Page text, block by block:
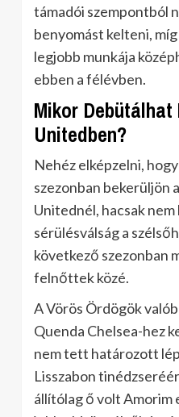
támadói szempontból
benyomást kelteni,
legjobb munkája
ebben a félévben.
Mikor
Unitedben?
Nehéz elképzelni,
szezonban bekerüljön
Unitednél, hacsak nem
sérülésválság a
következő szezonban
felnőttek közé.
A Vörös Ördögök
Quenda Chelsea-hez
nem tett határozott
Lisszabon
állítólag ő volt Amorim